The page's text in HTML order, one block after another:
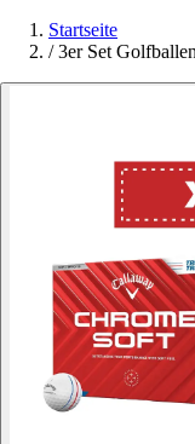
Startseite
/ 3er Set